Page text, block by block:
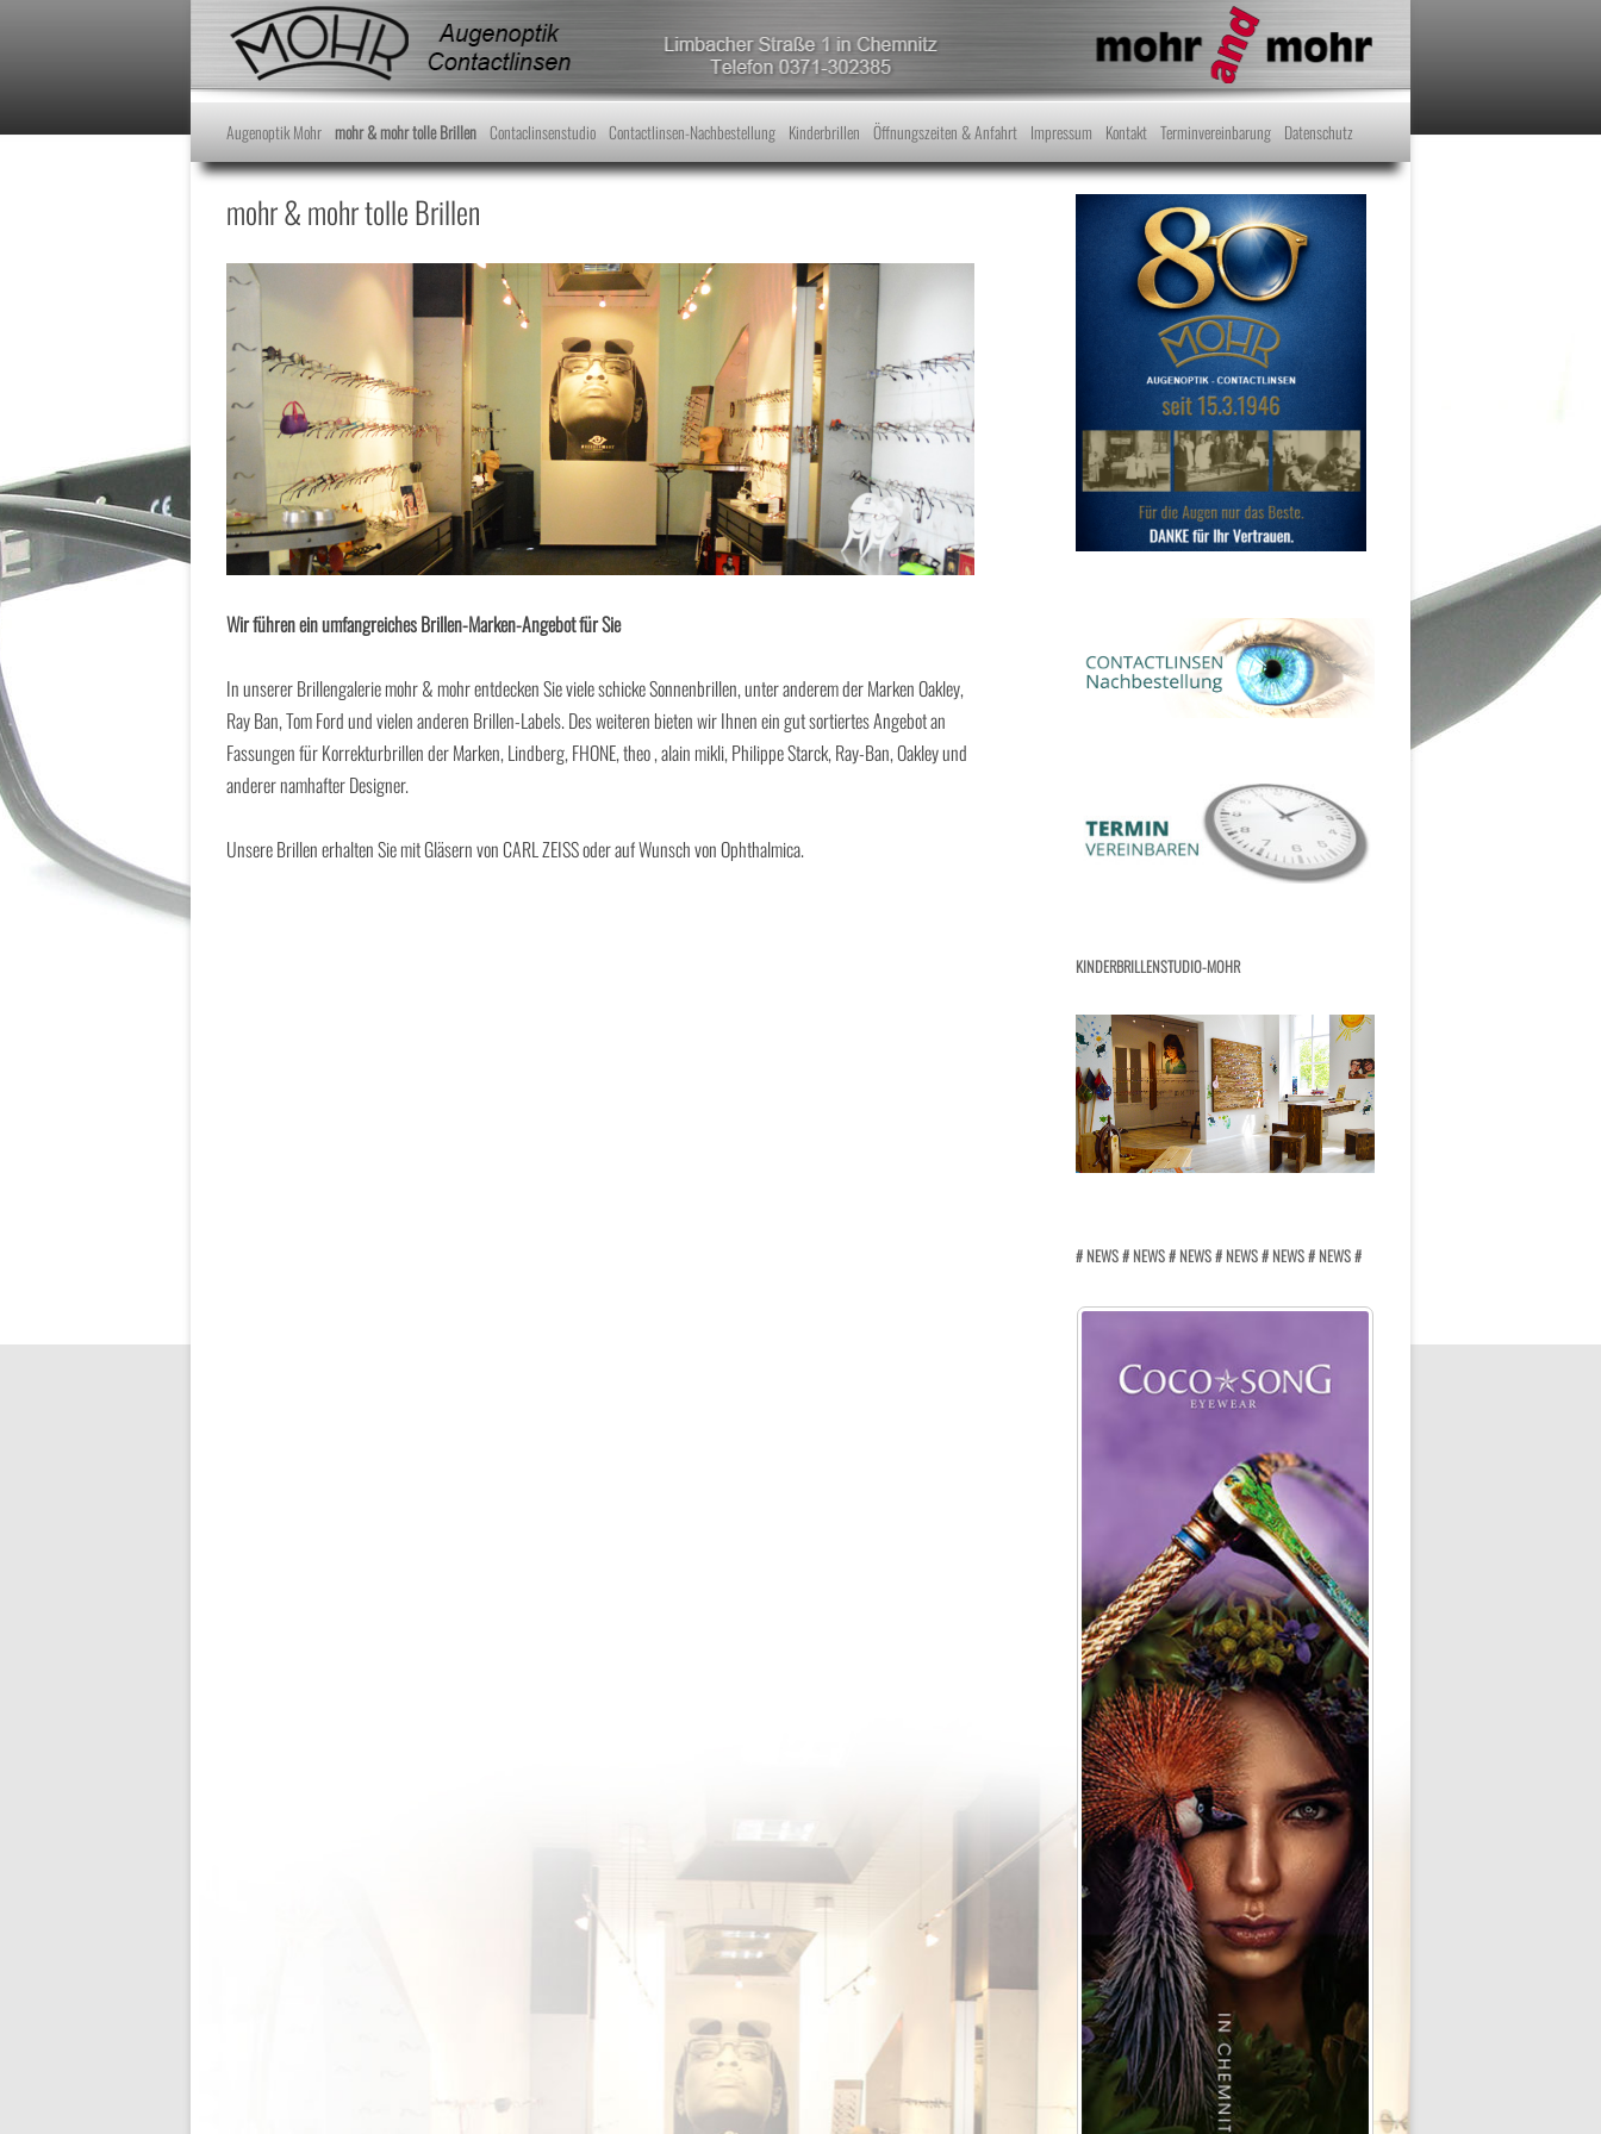
Skip to content
Augenoptik Mohr mohr & mohr tolle Brillen Contaclinsenstudio Contactlinsen-Nachbestellung Kinderbrillen Öffnungszeiten & Anfahrt Impressum Kontakt Terminvereinbarung Datenschutz
mohr & mohr tolle Brillen
Wir führen ein umfangreiches Brillen-Marken-Angebot für Sie
In unserer Brillengalerie mohr & mohr entdecken Sie viele schicke Sonnenbrillen, unter anderem der Marken Oakley,
Ray Ban, Tom Ford und vielen anderen Brillen-Labels. Des weiteren bieten wir Ihnen ein gut sortiertes Angebot an
Fassungen für Korrekturbrillen der Marken, Lindberg, FHONE, theo , alain mikli, Philippe Starck, Ray-Ban, Oakley und
anderer namhafter Designer.
Unsere Brillen erhalten Sie mit Gläsern von CARL ZEISS oder auf Wunsch von Ophthalmica.
KINDERBRILLENSTUDIO-MOHR
# NEWS # NEWS # NEWS # NEWS # NEWS # NEWS #
Mohr Augenoptik & Contactlinsen || Limbacher Straße 1 || 09113 Chemnitz || Telefon 0371-302385 || Telefax 0371-3540026